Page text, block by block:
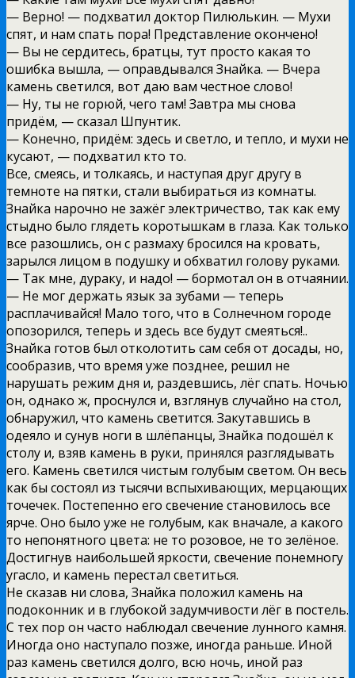
— Верно! — подхватил доктор Пилюлькин. — Мухи
спят, и нам спать пора! Представление окончено!
— Вы не сердитесь, братцы, тут просто какая то
ошибка вышла, — оправдывался Знайка. — Вчера
камень светился, вот даю вам честное слово!
— Ну, ты не горюй, чего там! Завтра мы снова
придём, — сказал Шпунтик.
— Конечно, придём: здесь и светло, и тепло, и мухи не
кусают, — подхватил кто то.
Все, смеясь, и толкаясь, и наступая друг другу в
темноте на пятки, стали выбираться из комнаты.
Знайка нарочно не зажёг электричество, так как ему
стыдно было глядеть коротышкам в глаза. Как только
все разошлись, он с размаху бросился на кровать,
зарылся лицом в подушку и обхватил голову руками.
— Так мне, дураку, и надо! — бормотал он в отчаянии.
— Не мог держать язык за зубами — теперь
расплачивайся! Мало того, что в Солнечном городе
опозорился, теперь и здесь все будут смеяться!..
Знайка готов был отколотить сам себя от досады, но,
сообразив, что время уже позднее, решил не
нарушать режим дня и, раздевшись, лёг спать. Ночью
он, однако ж, проснулся и, взглянув случайно на стол,
обнаружил, что камень светится. Закутавшись в
одеяло и сунув ноги в шлёпанцы, Знайка подошёл к
столу и, взяв камень в руки, принялся разглядывать
его. Камень светился чистым голубым светом. Он весь
как бы состоял из тысячи вспыхивающих, мерцающих
точечек. Постепенно его свечение становилось все
ярче. Оно было уже не голубым, как вначале, а какого
то непонятного цвета: не то розовое, не то зелёное.
Достигнув наибольшей яркости, свечение понемногу
угасло, и камень перестал светиться.
Не сказав ни слова, Знайка положил камень на
подоконник и в глубокой задумчивости лёг в постель.
С тех пор он часто наблюдал свечение лунного камня.
Иногда оно наступало позже, иногда раньше. Иной
раз камень светился долго, всю ночь, иной раз